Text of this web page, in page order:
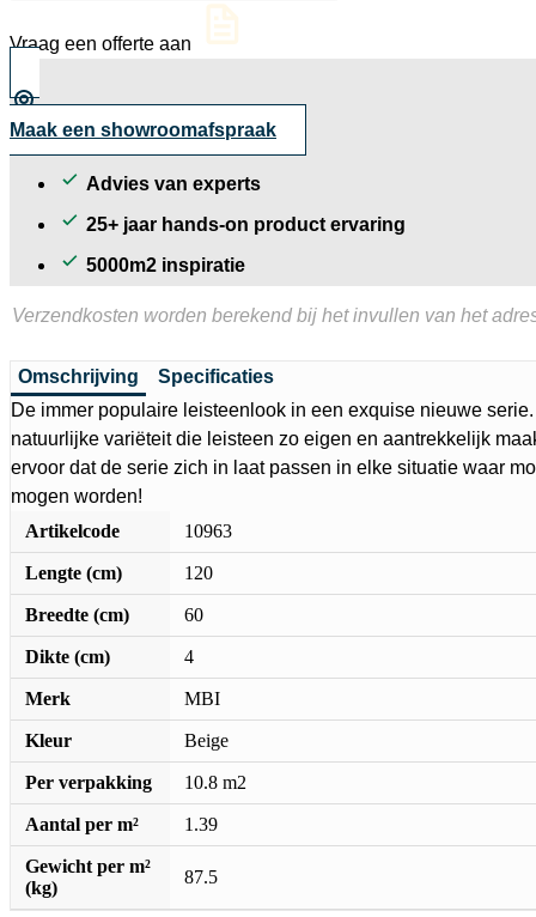
Vraag een offerte aan
Maak een showroomafspraak
Advies van experts
25+ jaar hands-on product ervaring
5000m2 inspiratie
Verzendkosten worden berekend bij het invullen van het
Omschrijving
Specificaties
De immer populaire leisteenlook in een exquise nieuwe
natuurlijke variëteit die leisteen zo eigen en aantrekkelijk
ervoor dat de serie zich in laat passen in elke situatie waar
mogen worden!
Artikelcode
10963
Lengte (cm) 120
Breedte (cm) 60
Dikte (cm) 4
Merk MBI
Kleur Beige
Per verpakking 10.8 m2
Aantal per m² 1.39
Gewicht per m²
(kg)
87.5